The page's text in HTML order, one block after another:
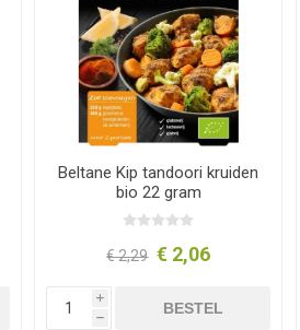
Beltane Kip tandoori kruiden
bio 22 gram
€ 2,29 € 2,06
i
h
BESTEL